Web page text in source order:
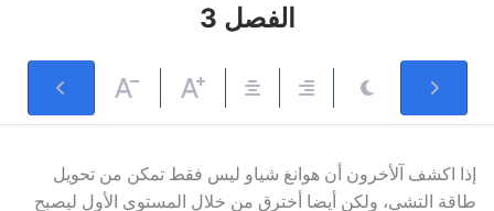
3 الفصل
إذا اكشف آلأخرون أن هوانغ شياو ليس فقط تمكن من تحويل
طاقة التشي، ولكن أيضا أخترق من خلال المستوي الأول ليصبح